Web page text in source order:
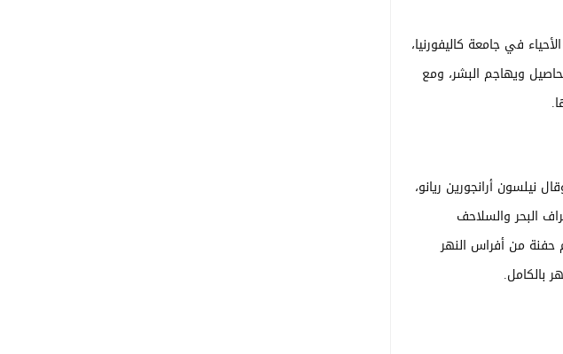
الأحياء في جامعة كاليفورنيا،
ويهاجم البشر، ومع
أرانجورين ريانو،
البحر والسلاحف
حفنة من أفراس النهر
بالكامل.